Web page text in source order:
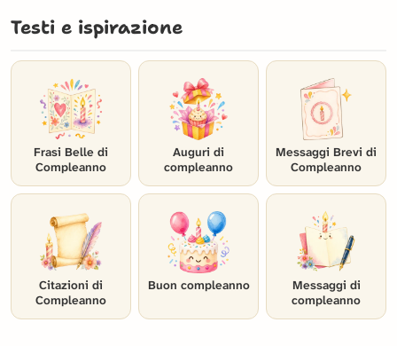
Testi e ispirazione
Frasi Belle di
Compleanno
Auguri di
compleanno
Messaggi Brevi di
Compleanno
Citazioni di
Compleanno
Buon compleanno
Messaggi di
compleanno